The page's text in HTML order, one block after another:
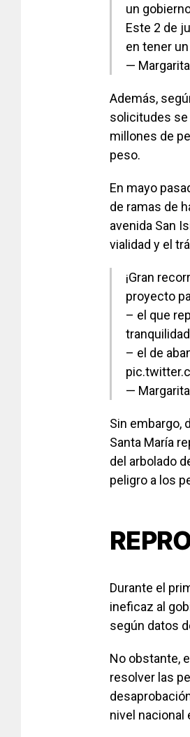
un
Este 2 de
en tener un
—
Además,
solicitudes se
millones de
peso.
En mayo
de ramas de
avenida San
vialidad y el
¡Gran
proyecto
– el que
– el de
—
Sin embargo,
Santa María
del arbolado
peligro a los
Durante el
ineficaz al
según datos
No obstante,
resolver las
nivel nacional